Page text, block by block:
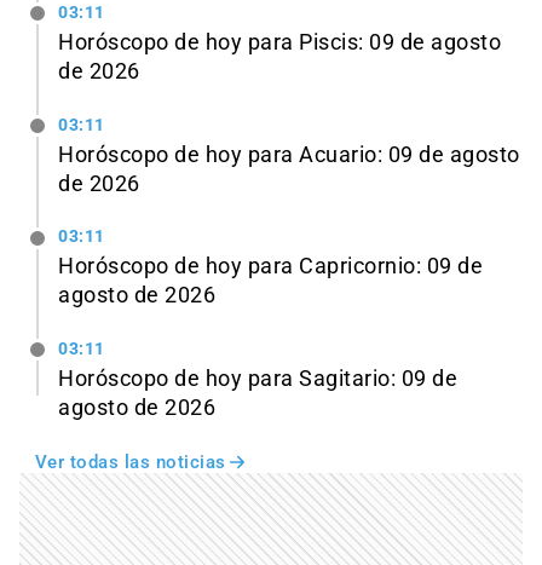
03:11
Horóscopo de hoy para Piscis: 09 de agosto
de 2026
03:11
Horóscopo de hoy para Acuario: 09 de agosto
de 2026
03:11
Horóscopo de hoy para Capricornio: 09 de
agosto de 2026
03:11
Horóscopo de hoy para Sagitario: 09 de
agosto de 2026
Ver todas las noticias